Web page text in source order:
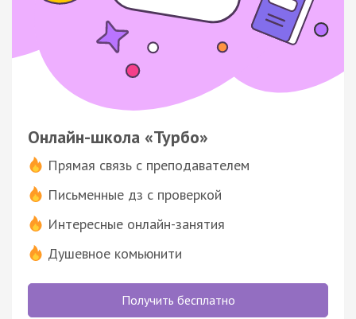
Онлайн-школа «Турбо»
Прямая связь с преподавателем
Письменные дз с проверкой
Интересные онлайн-занятия
Душевное комьюнити
Получить бесплатно